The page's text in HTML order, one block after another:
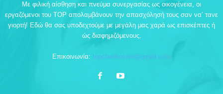
Με φιλική αίσθηση και πνεύμα συνεργασίας ως οικογένεια, οι
εργαζόμενοι του TOP απολαμβάνουν την απασχόλησή τους σαν να’ τανε
γιορτή! Εδώ θα σας υποδεχτούμε με μεγάλη μας χαρά ως επισκέπτες ή
ώς διαφημιζόμενους.
Επικοινωνία: topchankozani@gmail.com